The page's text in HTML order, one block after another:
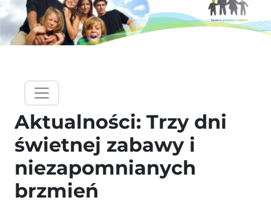
Aktualności: Trzy dni
świetnej zabawy i
niezapomnianych
brzmień